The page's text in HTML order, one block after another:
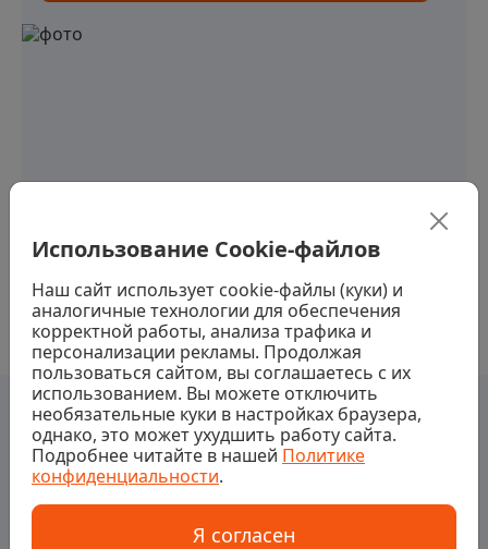
Контакты
Использование Cookie-файлов
Наш сайт использует cookie-файлы (куки) и
аналогичные технологии для обеспечения
корректной работы, анализа трафика и
персонализации рекламы. Продолжая
пользоваться сайтом, вы соглашаетесь с их
использованием. Вы можете отключить
необязательные куки в настройках браузера,
однако, это может ухудшить работу сайта.
Подробнее читайте в нашей Политике
конфиденциальности.
Я согласен